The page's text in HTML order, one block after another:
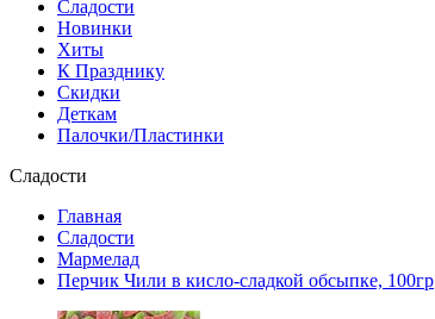
Сладости
Новинки
Хиты
К Празднику
Скидки
Деткам
Палочки/Пластинки
Сладости
Главная
Сладости
Мармелад
Перчик Чили в кисло-сладкой обсыпке, 100гр